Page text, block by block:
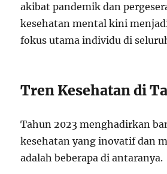
akibat pandemik dan
kesehatan mental kini
fokus utama individu di
Tren Kesehatan di
Tahun 2023 menghadirkan
kesehatan yang inovatif dan
adalah beberapa di antaranya.